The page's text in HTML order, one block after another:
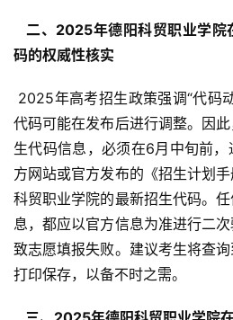
二、2025年德阳科贸职业学
码的权威性核实
代码可能在发布后进行调整。因
生代码信息，必须在6月中旬前
方网站或官方发布的《招生计划
科贸职业学院的最新招生代码。
息，都应以官方信息为准进行二
致志愿填报失败。建议考生将查
打印保存，以备不时之需。